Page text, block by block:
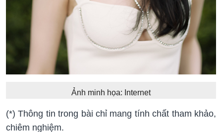
Ảnh minh họa: Internet
(*) Thông tin trong bài chỉ mang tính chất tham khảo,
chiêm nghiệm.